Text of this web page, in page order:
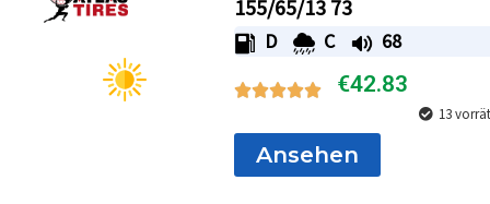
155/65/13 73
D C 68
€42.83
13
Ansehen